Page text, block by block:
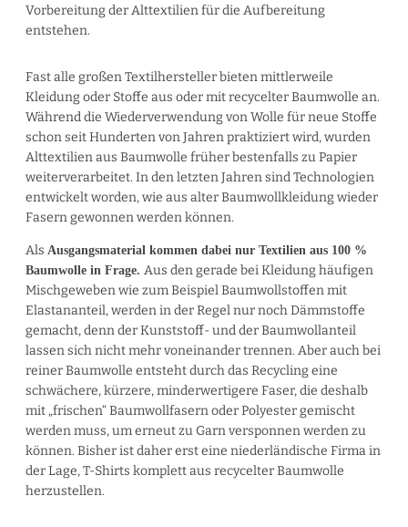
Vorbereitung der Alttextilien für die Aufbereitung
entstehen.
Fast alle großen Textilhersteller bieten mittlerweile
Kleidung oder Stoffe aus oder mit recycelter Baumwolle an.
Während die Wiederverwendung von Wolle für neue Stoffe
schon seit Hunderten von Jahren praktiziert wird, wurden
Alttextilien aus Baumwolle früher bestenfalls zu Papier
weiterverarbeitet. In den letzten Jahren sind Technologien
entwickelt worden, wie aus alter Baumwollkleidung wieder
Fasern gewonnen werden können.
Als Ausgangsmaterial kommen dabei nur Textilien aus 100 %
Baumwolle in Frage. Aus den gerade bei Kleidung häufigen
Mischgeweben wie zum Beispiel Baumwollstoffen mit
Elastananteil, werden in der Regel nur noch Dämmstoffe
gemacht, denn der Kunststoff- und der Baumwollanteil
lassen sich nicht mehr voneinander trennen. Aber auch bei
reiner Baumwolle entsteht durch das Recycling eine
schwächere, kürzere, minderwertigere Faser, die deshalb
mit „frischen“ Baumwollfasern oder Polyester gemischt
werden muss, um erneut zu Garn versponnen werden zu
können. Bisher ist daher erst eine niederländische Firma in
der Lage, T-Shirts komplett aus recycelter Baumwolle
herzustellen.